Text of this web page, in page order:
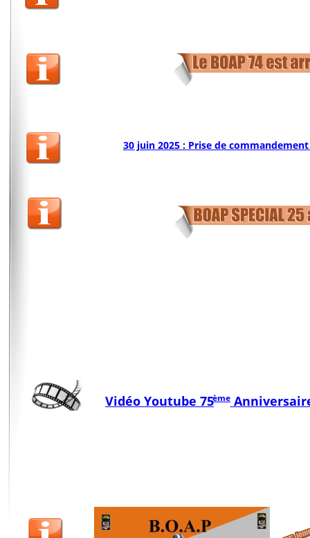
Vidéo Youtube 75ème
30 juin 2025 : Prise de